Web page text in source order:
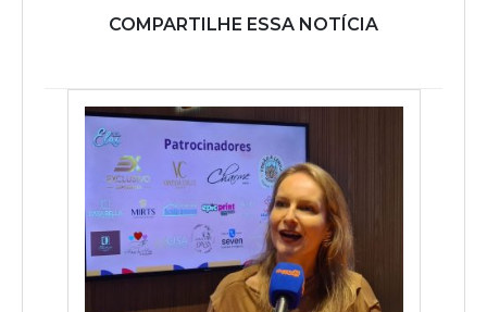
COMPARTILHE ESSA NOTÍCIA